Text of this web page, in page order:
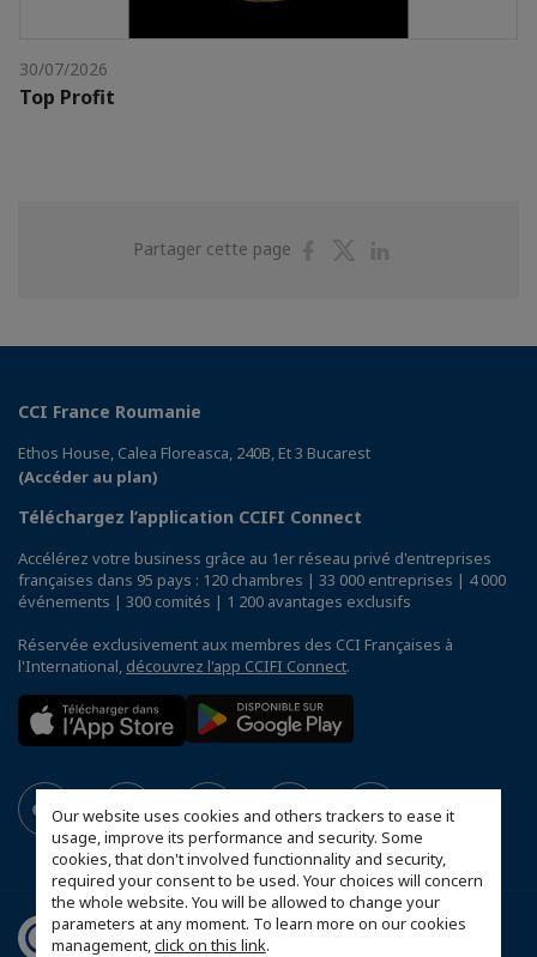
Our website uses cookies and others trackers to ease it
usage, improve its performance and security. Some
cookies, that don't involved functionnality and security,
required your consent to be used. Your choices will concern
the whole website. You will be allowed to change your
parameters at any moment. To learn more on our cookies
management,click on this link.
30/07/2026
Top Profit
Partager cette page
PartagerPartager
CCI France Roumanie
Ethos House, Calea Floreasca, 240B, Et 3 Bucarest
(Accéder au plan)
Téléchargez l’application CCIFI Connect
Accélérez votre business grâce au 1er réseau privé d'entreprises
françaises dans 95 pays : 120 chambres | 33 000 entreprises | 4 000
événements | 300 comités | 1 200 avantages exclusifs
Réservée exclusivement aux membres des CCI Françaises à
l'International, découvrez l'app CCIFI Connect.